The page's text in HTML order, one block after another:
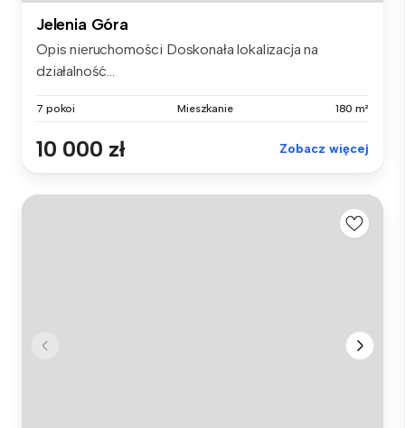
Jelenia Góra
Opis nieruchomości Doskonała lokalizacja na
działalność...
7 pokoi Mieszkanie 180 m²
10 000 zł Zobacz więcej